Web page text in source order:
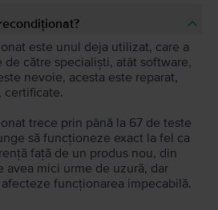
este unul deja utilizat, care a
către specialiști, atât software,
nevoie, acesta este reparat,
certificate.
trece prin până la 67 de teste
să funcționeze exact la fel ca
față de un produs nou, din
avea mici urme de uzură, dar
funcționarea impecabilă.